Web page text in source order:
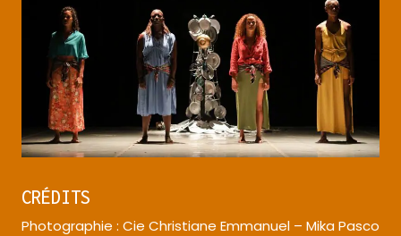
CRÉDITS
Photographie : Cie Christiane Emmanuel – Mika Pasco